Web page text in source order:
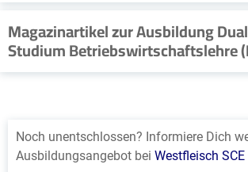
Im Moment stellt sich kein
diesen Beruf vor. Schau doch bald
Sie möchten als Ausbildungsbetrieb
werden? Dann nehmen Sie mit
Magazinartikel zur Ausbildung
Studium Betriebswirtschaftslehre
Noch unentschlossen? Informiere Dich
Ausbildungsangebot bei Westfleisch SCE